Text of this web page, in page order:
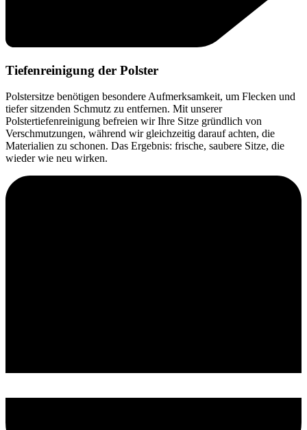
Tiefenreinigung der Polster
Polstersitze benötigen besondere Aufmerksamkeit, um Flecken und
tiefer sitzenden Schmutz zu entfernen. Mit unserer
Polstertiefenreinigung befreien wir Ihre Sitze gründlich von
Verschmutzungen, während wir gleichzeitig darauf achten, die
Materialien zu schonen. Das Ergebnis: frische, saubere Sitze, die
wieder wie neu wirken.